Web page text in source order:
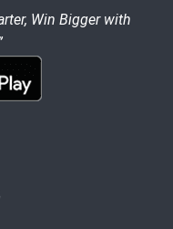
Win Bigger with